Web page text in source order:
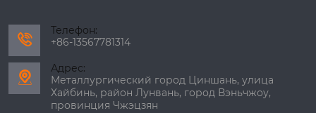

Телефон:
+86-13567781314

Адрес:
Металлургический город Циншань, улица
Хайбинь, район Лунвань, город Вэньчжоу,
провинция Чжэцзян